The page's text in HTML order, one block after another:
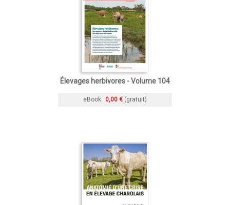
Élevages herbivores - Volume 104
eBook 0,00 € (gratuit)